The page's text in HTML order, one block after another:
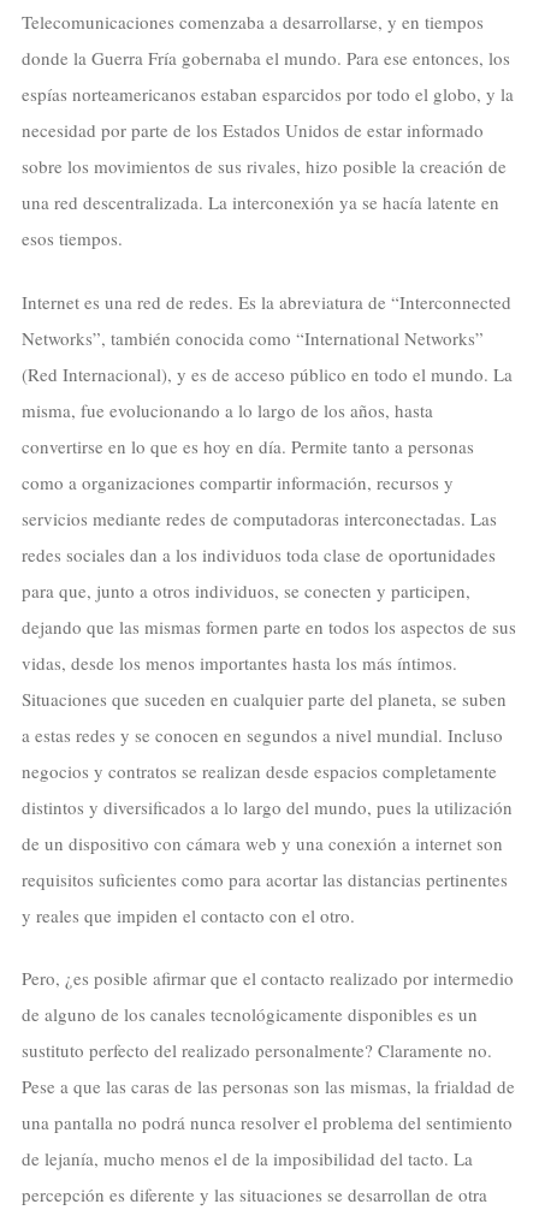
Telecomunicaciones comenzaba a desarrollarse, y en tiempos
donde la Guerra Fría gobernaba el mundo. Para ese entonces, los
espías norteamericanos estaban esparcidos por todo el globo, y la
necesidad por parte de los Estados Unidos de estar informado
sobre los movimientos de sus rivales, hizo posible la creación de
una red descentralizada. La interconexión ya se hacía latente en
esos tiempos.
Internet es una red de redes. Es la abreviatura de “Interconnected
Networks”, también conocida como “International Networks”
(Red Internacional), y es de acceso público en todo el mundo. La
misma, fue evolucionando a lo largo de los años, hasta
convertirse en lo que es hoy en día. Permite tanto a personas
como a organizaciones compartir información, recursos y
servicios mediante redes de computadoras interconectadas. Las
redes sociales dan a los individuos toda clase de oportunidades
para que, junto a otros individuos, se conecten y participen,
dejando que las mismas formen parte en todos los aspectos de sus
vidas, desde los menos importantes hasta los más íntimos.
Situaciones que suceden en cualquier parte del planeta, se suben
a estas redes y se conocen en segundos a nivel mundial. Incluso
negocios y contratos se realizan desde espacios completamente
distintos y diversificados a lo largo del mundo, pues la utilización
de un dispositivo con cámara web y una conexión a internet son
requisitos suficientes como para acortar las distancias pertinentes
y reales que impiden el contacto con el otro.
Pero, ¿es posible afirmar que el contacto realizado por intermedio
de alguno de los canales tecnológicamente disponibles es un
sustituto perfecto del realizado personalmente? Claramente no.
Pese a que las caras de las personas son las mismas, la frialdad de
una pantalla no podrá nunca resolver el problema del sentimiento
de lejanía, mucho menos el de la imposibilidad del tacto. La
percepción es diferente y las situaciones se desarrollan de otra